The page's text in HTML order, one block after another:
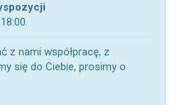
z nami współpracę, z
się do Ciebie, prosimy o